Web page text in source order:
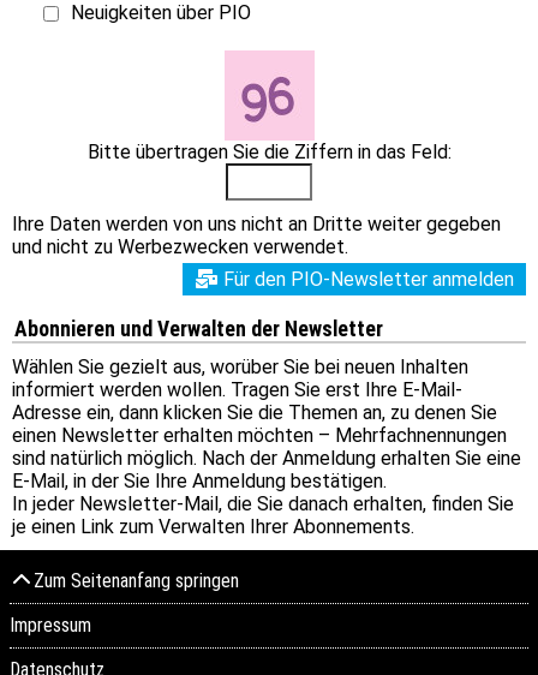
Neuigkeiten über PIO
Bitte übertragen Sie die Ziffern in das Feld:
Ihre Daten werden von uns nicht an Dritte weiter gegeben
und nicht zu Werbezwecken verwendet.
Für den PIO-Newsletter anmelden
Abonnieren und Verwalten der Newsletter
Wählen Sie gezielt aus, worüber Sie bei neuen Inhalten
informiert werden wollen. Tragen Sie erst Ihre E-Mail-
Adresse ein, dann klicken Sie die Themen an, zu denen Sie
einen Newsletter erhalten möchten – Mehrfachnennungen
sind natürlich möglich. Nach der Anmeldung erhalten Sie eine
E-Mail, in der Sie Ihre Anmeldung bestätigen.
In jeder Newsletter-Mail, die Sie danach erhalten, finden Sie
je einen Link zum Verwalten Ihrer Abonnements.
Zum Seitenanfang springen
Impressum
Datenschutz